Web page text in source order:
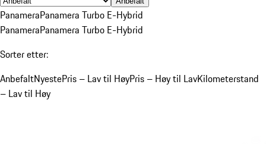
PanameraPanamera Turbo E-Hybrid
PanameraPanamera Turbo E-Hybrid
Sorter etter:
AnbefaltNyestePris – Lav til HøyPris – Høy til LavKilometerstand
– Lav til Høy